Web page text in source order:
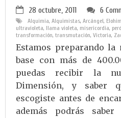
28 octubre, 2011 6
Alquimia, Alquimistas, Arcángel,
ultravioleta, llama violeta, misericordia,
transformación, transmutación, Victoria,
Estamos preparando la
base con más de
puedas recibir la
Dimensión, y saber
escogiste antes de
además podrás